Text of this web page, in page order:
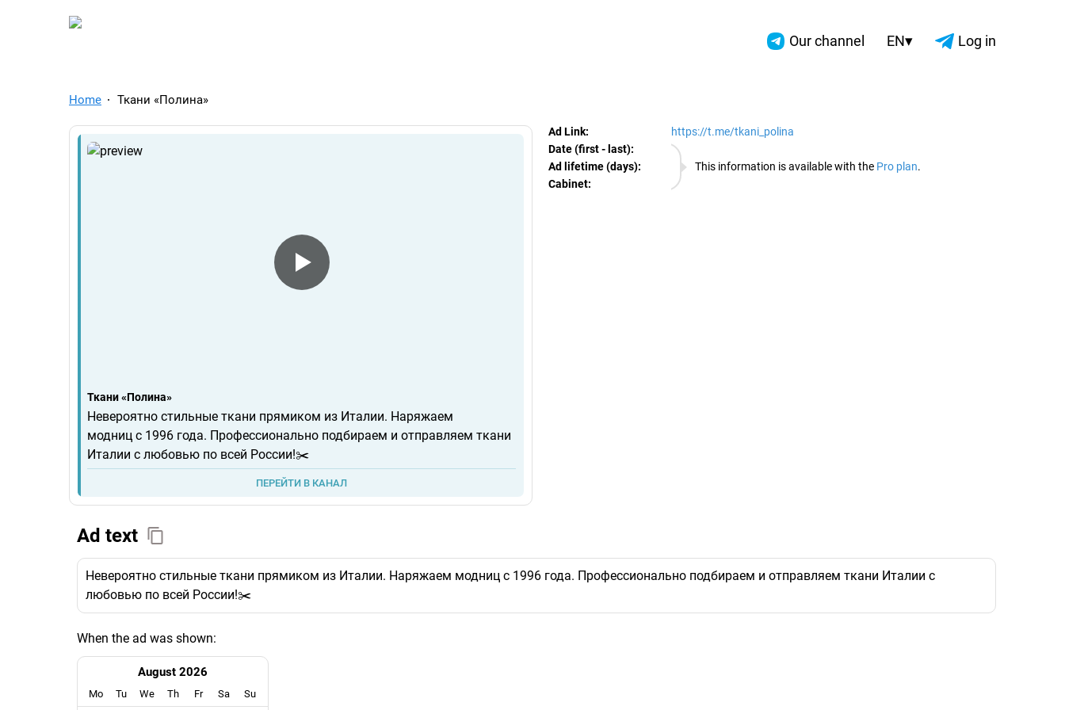
TelegramAds.com — Telegram Ads Spy Our channel EN▾ Log in
Home Ткани «Полина»
Ткани «Полина»
Невероятно стильные ткани прямиком из Италии. Наряжаем
модниц с 1996 года. Профессионально подбираем и отправляем ткани
Италии с любовью по всей России!✂️
ПЕРЕЙТИ В КАНАЛ
Ad Link: https://t.me/tkani_polina
This information is available with the Pro plan.
Date (first - last):
08.08.2026
Ad lifetime (days):
Cabinet:
EURO
Ad text
Невероятно стильные ткани прямиком из Италии. Наряжаем модниц с 1996 года. Профессионально подбираем и отправляем ткани Италии с
любовью по всей России!✂️
When the ad was shown:
August 2026
Mo Tu We Th Fr Sa Su